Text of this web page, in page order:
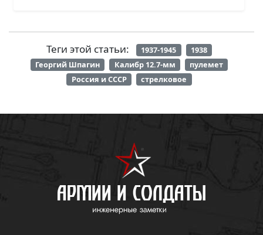
Теги этой статьи: 1937-1945
1938
Георгий Шпагин
Калибр 12.7-мм
пулемет
Россия и СССР
стрелковое